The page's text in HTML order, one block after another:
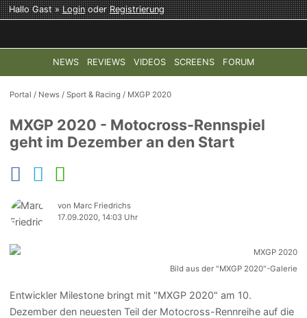
Hallo Gast »LoginoderRegistrierung
NEWS REVIEWS VIDEOS SCREENS FORUM
TOP-THEMEN: COD: MODERN WARFARE 4 HALO:
Portal / News /Sport & Racing / MXGP 2020
MXGP 2020 - Motocross-Rennspiel
geht im Dezember an den Start
von Marc Friedrichs
17.09.2020, 14:03 Uhr
Bild aus der "MXGP 2020"-Galerie
Entwickler Milestone bringt mit "MXGP 2020" am 10.
Dezember den neuesten Teil der Motocross-Rennreihe auf die